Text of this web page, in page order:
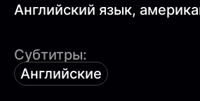
Английский язык,
Субтитры:
Английские